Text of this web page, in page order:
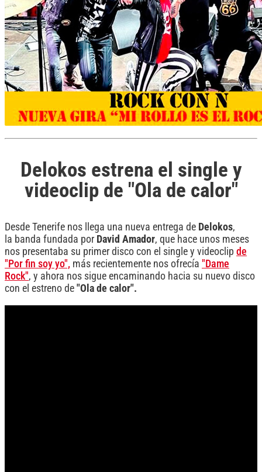
Delokos estrena el single y
videoclip de "Ola de calor"
Desde Tenerife nos llega una nueva entrega de Delokos,
la banda fundada por David Amador, que hace unos meses
nos presentaba su primer disco con el single y videoclip de
"Por fin soy yo", más recientemente nos ofrecía "Dame
Rock", y ahora nos sigue encaminando hacia su nuevo disco
con el estreno de "Ola de calor".